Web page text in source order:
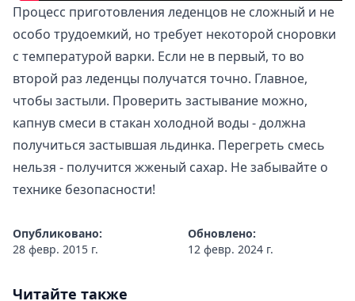
Процесс приготовления леденцов не сложный и не
особо трудоемкий, но требует некоторой сноровки
с температурой варки. Если не в первый, то во
второй раз леденцы получатся точно. Главное,
чтобы застыли. Проверить застывание можно,
капнув смеси в стакан холодной воды - должна
получиться застывшая льдинка. Перегреть смесь
нельзя - получится жженый сахар. Не забывайте о
технике безопасности!
Опубликовано:
28 февр. 2015 г.
Обновлено:
12 февр. 2024 г.
Читайте также